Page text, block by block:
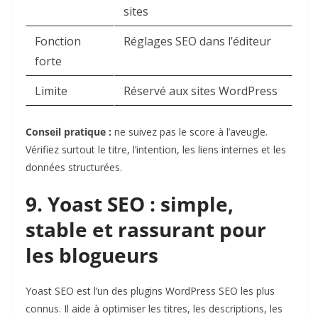
sites
Fonction
forte
Réglages SEO dans l’éditeur
Limite Réservé aux sites WordPress
Conseil pratique : ne suivez pas le score à l’aveugle.
Vérifiez surtout le titre, l’intention, les liens internes et les
données structurées.
9. Yoast SEO : simple,
stable et rassurant pour
les blogueurs
Yoast SEO est l’un des plugins WordPress SEO les plus
connus. Il aide à optimiser les titres, les descriptions, les